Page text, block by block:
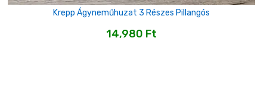
Krepp Ágyneműhuzat 3 Részes Pillangós
14,980 Ft